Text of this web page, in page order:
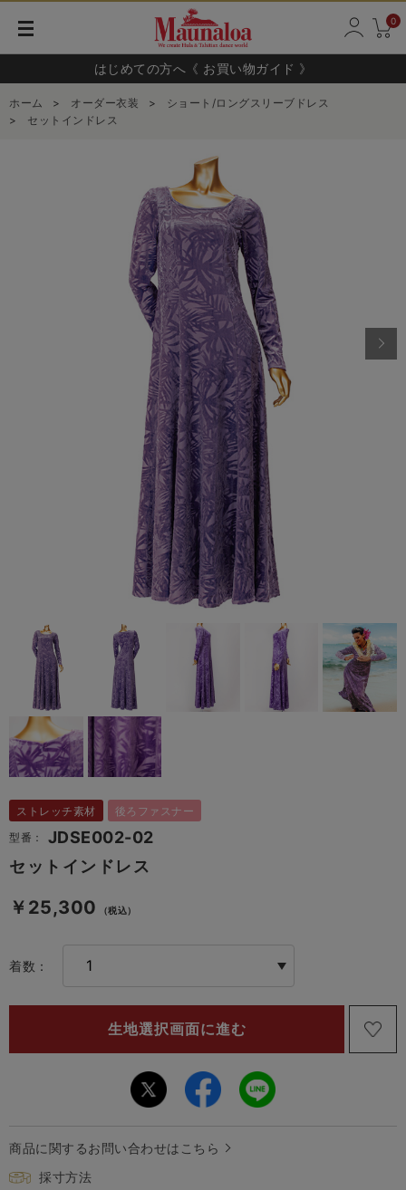
0
はじめての方へ《 お買い物ガイド 》
ホーム > オーダー衣装 >
ショート/ロングスリーブドレス
>
セットインドレス
ストレッチ素材
後ろファスナー
型番：
JDSE002-02
セットインドレス
￥25,300 （税込）
着数：
商品に関するお問い合わせはこちら
採寸方法